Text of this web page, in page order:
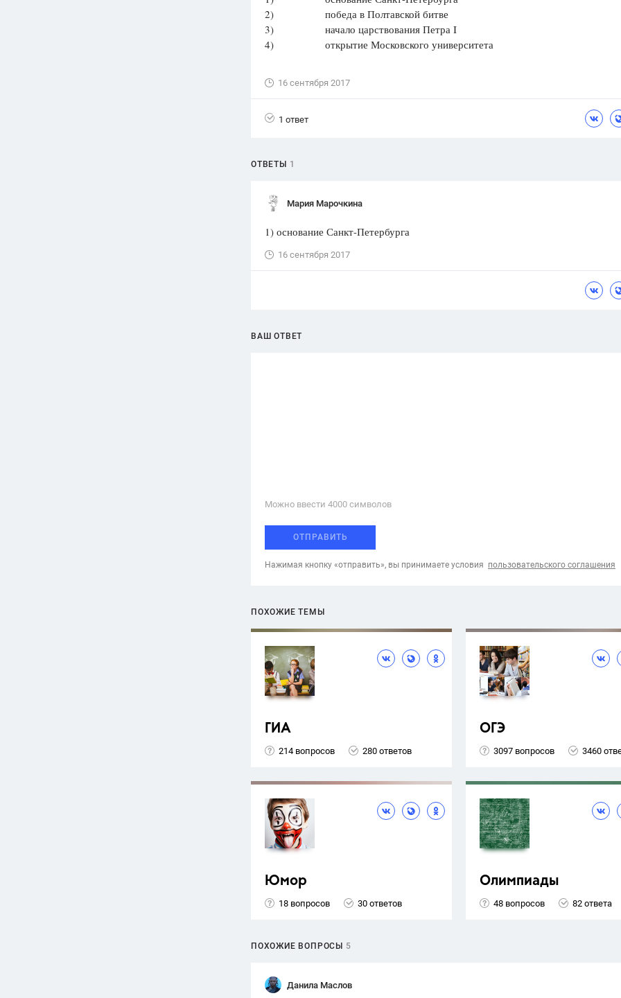
Вузы
1752 ответа
1551 ответ
Психология
2) победа в Полтавской битве
3) начало царствования Петра I
4) открытие Московского университета
16 сентября 2017
1 ответ
ОТВЕТЫ 1
Мария Марочкина
1) основание Санкт-Петербурга
16 сентября 2017
ВАШ ОТВЕТ
Можно ввести 4000 cимволов
ОТПРАВИТЬ
Нажимая кнопку «отправить», вы принимаете условия пользовательского соглашения
ПОХОЖИЕ ТЕМЫ
ГИА
214 вопросов 280 ответов
ОГЭ
3097 вопросов 3460
Юмор
18 вопросов 30 ответов
Олимпиады
48 вопросов 82 ответа
ПОХОЖИЕ ВОПРОСЫ 5
Данила Маслов